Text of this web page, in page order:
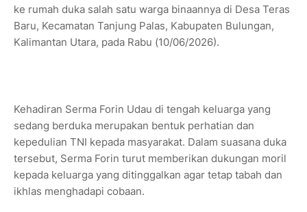
ke rumah duka salah satu warga binaannya di Desa Teras
Baru, Kecamatan Tanjung Palas, Kabupaten Bulungan,
Kalimantan Utara, pada Rabu (10/06/2026).
‎Kehadiran Serma Forin Udau di tengah keluarga yang
sedang berduka merupakan bentuk perhatian dan
kepedulian TNI kepada masyarakat. Dalam suasana duka
tersebut, Serma Forin turut memberikan dukungan moril
kepada keluarga yang ditinggalkan agar tetap tabah dan
ikhlas menghadapi cobaan.